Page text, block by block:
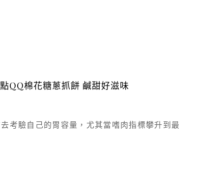
QQ棉花糖蔥抓餅 鹹甜好滋味
考驗自己的胃容量，尤其當嗜肉指標攀升到最